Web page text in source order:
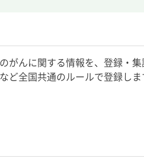
がんに関する情報を、登録・
ど全国共通のルールで登録し